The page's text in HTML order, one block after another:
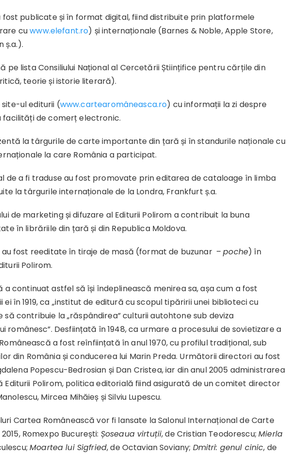
fost publicate și în format digital, fiind distribuite prin platformele
cuwww.elefant.ro) și internaționale (Barnes & Noble, Apple Store,
ș.a.).
pe lista Consiliului Național al Cercetării Științifice pentru cărțile din
teorie și istorie literară).
ul editurii (www.cartearomâneasca.ro) cu informații la zi despre
de comerț electronic.
la târgurile de carte importante din țară și în standurile naționale cu
la care România a participat.
de a fi traduse au fost promovate prin editarea de cataloage în limba
la târgurile internaționale de la Londra, Frankfurt ș.a.
de marketing și difuzare al Editurii Polirom a contribuit la buna
în librăriile din țară și din Republica Moldova.
au fost reeditate în tiraje de masă (format de buzunar –poche) în
Polirom.
a continuat astfel să își îndeplinească menirea sa, așa cum a fost
în 1919, ca „institut de editură cu scopul tipăririi unei biblioteci cu
contribuie la „răspândirea” culturii autohtone sub deviza
românesc”. Desființată în 1948, ca urmare a procesului de sovietizare a
a fost reînființată în anul 1970, cu profilul tradițional, sub
din România și conducerea lui Marin Preda. Următorii directori au fost
Popescu-Bedrosian și Dan Cristea, iar din anul 2005 administrarea
Editurii Polirom, politica editorială fiind asigurată de un comitet director
Mircea Mihăieș și Silviu Lupescu.
Cartea Românească vor fi lansate la Salonul Internațional de Carte
Romexpo București: Șoseaua virtuții, de Cristian Teodorescu;Mierla
Moartea lui Sigfried, de Octavian Soviany; Dmitri: genul cinic, de